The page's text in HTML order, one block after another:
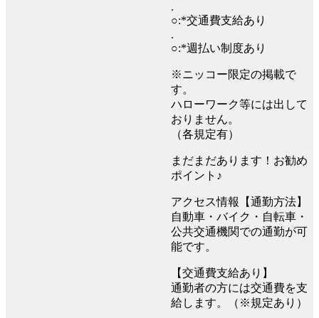
.
○:*交通費支給あり
.
○:*週払い制度あり
※ニッコー限定の掲載で
す。
ハローワーク等には出して
おりません。
（各規定有）
まだまだあります！お勧め
ポイント♪
アクセス情報【通勤方法】
自動車・バイク・自転車・
公共交通機関での通勤が可
能です。
【交通費支給あり】
通勤者の方には交通費を支
給します。（※規定あり）